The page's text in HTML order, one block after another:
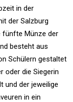
in der
der Salzburg
fünfte Münze der
besteht aus
Schülern gestaltet
oder die Siegerin
und der jeweilige
in ein